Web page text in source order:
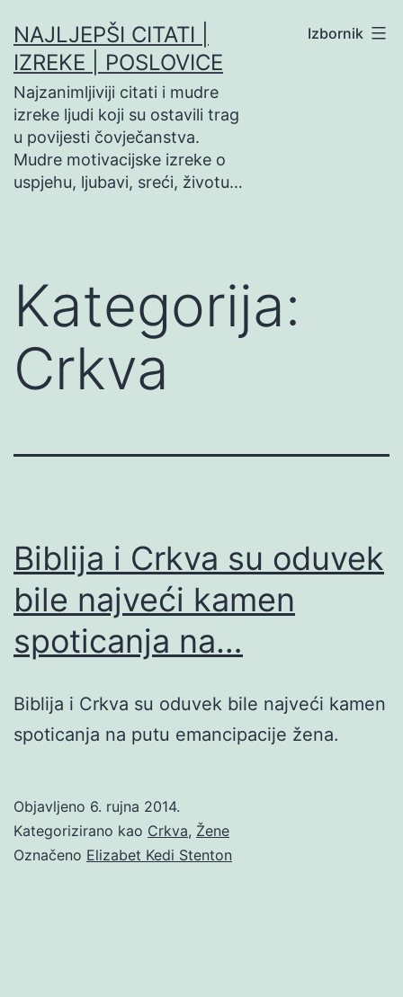
na
sadržaj
NAJLJEPŠI CITATI |
IZREKE | POSLOVICE
Najzanimljiviji citati i mudre
izreke ljudi koji su ostavili trag
u povijesti čovječanstva.
Mudre motivacijske izreke o
uspjehu, ljubavi, sreći, životu…
Izbornik
Kategorija:
Crkva
Biblija i Crkva su oduvek
bile najveći kamen
spoticanja na…
Biblija i Crkva su oduvek bile najveći kamen
spoticanja na putu emancipacije žena.
Objavljeno 6. rujna 2014.
Kategorizirano kao Crkva, Žene
Označeno Elizabet Kedi Stenton